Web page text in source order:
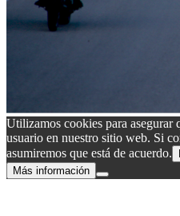
Utilizamos cookies para asegurar
usuario en nuestro sitio web. Si
asumiremos que está de acuerdo.
Más información